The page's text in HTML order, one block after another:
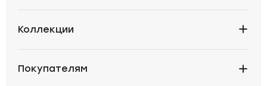
Коллекции
Покупателям